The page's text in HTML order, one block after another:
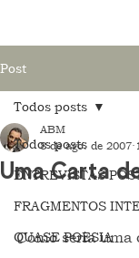
Post
Todos posts
ENTREVISTAS
FRAGMENTOS
QUASE POESIA
Todos posts
Uma Carta
ABM
8 de ago. de 2007
Como seria uma